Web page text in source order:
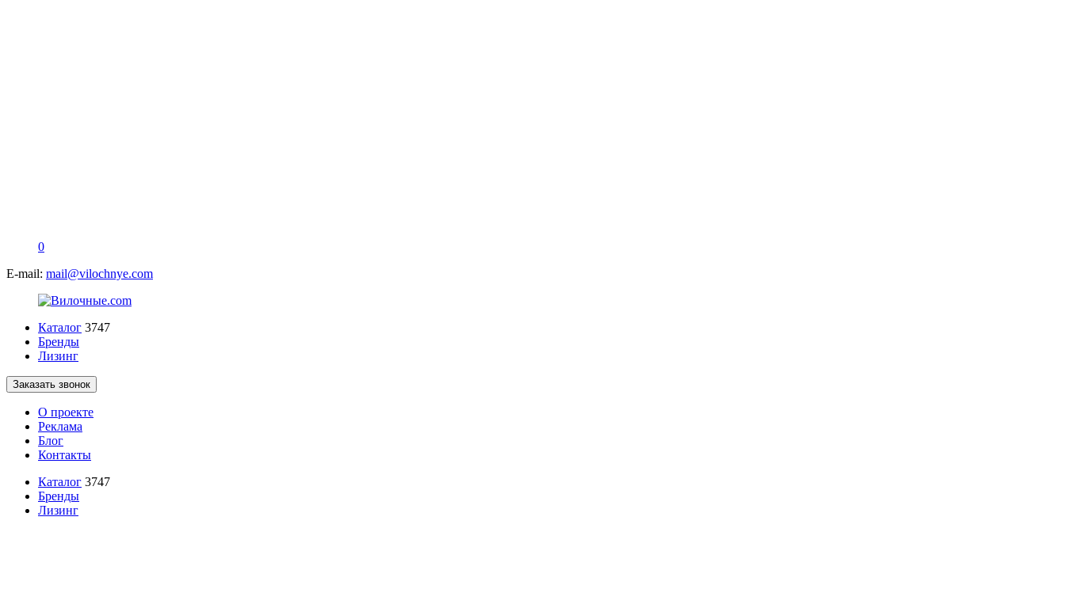
0
E-mail: mail@vilochnye.com
Каталог 3747
Бренды
Лизинг
Заказать звонок
О проекте
Реклама
Блог
Контакты
Каталог 3747
Бренды
Лизинг